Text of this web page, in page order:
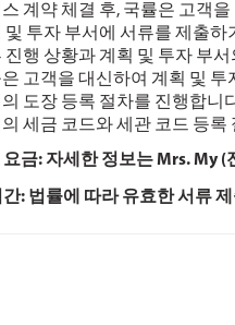
계약 체결 후, 국률은 고객
및 투자 부서에 서류를 제출
진행 상황과 계획 및 투자 부
고객을 대신하여 계획 및
도장 등록 절차를 진행합니
세금 코드와 세관 코드 등록
금: 자세한 정보는 Mrs. My (
간: 법률에 따라 유효한 서류